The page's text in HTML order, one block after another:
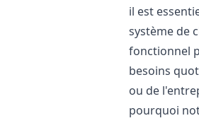
il est
système de
fonctionnel
besoins
ou de
pourquoi